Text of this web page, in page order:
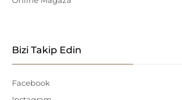
Bizi Takip Edin
Facebook